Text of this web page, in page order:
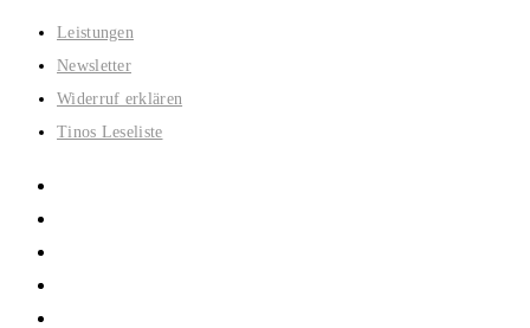
Zum
Inhalt
springen
Leistungen
Newsletter
Widerruf erklären
Tinos Leseliste